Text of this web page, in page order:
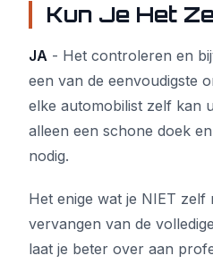
Kun Je Het
JA - Het controleren en
een van de eenvoudigste
elke automobilist zelf kan
alleen een schone doek
nodig.
Het enige wat je NIET zelf
vervangen van de
laat je beter over aan